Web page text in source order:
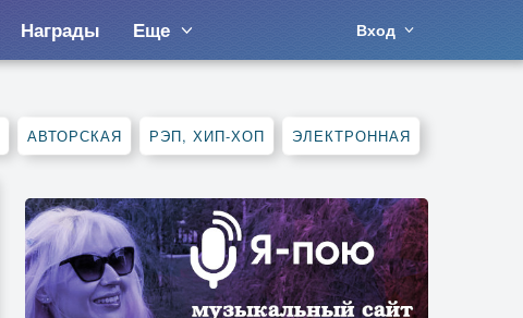
Награды Еще Вход
АВТОРСКАЯ РЭП, ХИП-ХОП ЭЛЕКТРОННАЯ